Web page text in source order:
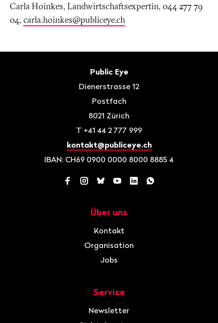
Carla Hoinkes, Landwirtschaftsexpertin, 044 277 79
04, carla.hoinkes@publiceye.ch
Public Eye
Dienerstrasse 12
Postfach
8021 Zürich
T +41 44 2 777 999
kontakt@publiceye.ch
IBAN: CH69 0900 0000 8000 8885 4
Facebook
Instagram
BlueskyYouTube
LinkedInWhatsApp
Über uns
Kontakt
Organisation
Jobs
Service
Newsletter